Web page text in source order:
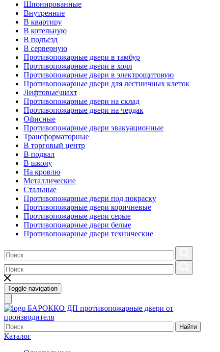
Шпонированные
Внутренние
В квартиру
В котельную
В подъезд
В серверную
Противопожарные двери в тамбур
Противопожарные двери в холл
Противопожарные двери в электрощитовую
Противопожарные двери для лестничных клеток
Лифтовые\шахт
Противопожарные двери на склад
Противопожарные двери на чердак
Офисные
Противопожарные двери эвакуационные
Трансформаторные
В торговый центр
В подвал
В школу
На кровлю
Металлические
Стальные
Противопожарные двери под покраску
Противопожарные двери коричневые
Противопожарные двери серые
Противопожарные двери белые
Противопожарные двери технические
Toggle navigation
БАРОККО ДП противопожарные двери от
производителя
Найти
Каталог